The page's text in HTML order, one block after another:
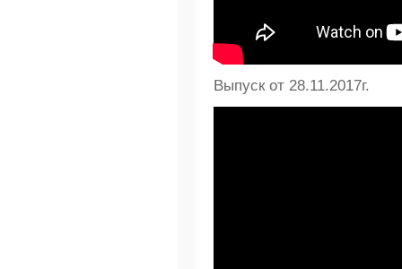
Выпуск от 28.11.2017г.